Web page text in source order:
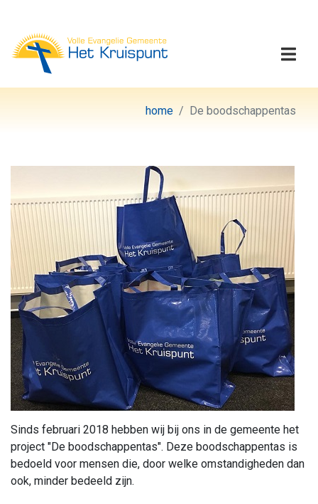
Volle Evangelie
home De boodschappentas
Sinds februari 2018 hebben wij bij ons in de gemeente het
project "De boodschappentas". Deze boodschappentas is
bedoeld voor mensen die, door welke omstandigheden dan
ook, minder bedeeld zijn.